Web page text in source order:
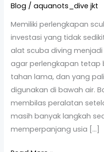
Blog /aquanots_dive jkt
Memiliki perlengkapan
investasi yang tidak
alat scuba diving
agar perlengkapan tetap
tahan lama, dan yang
digunakan di bawah air.
membilas peralatan
masih banyak langkah
memperpanjang usia […]
Diving
agar
Awet
dan
Tetap
Aman
Digunakan